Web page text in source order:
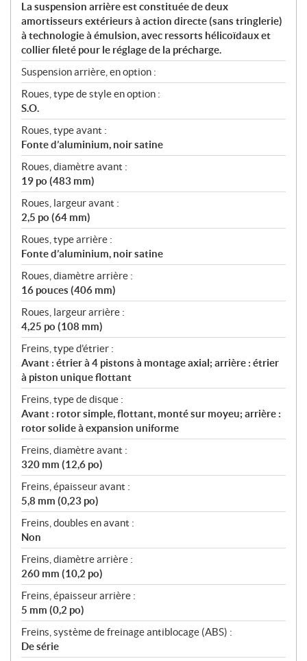
La suspension arrière est constituée de deux
amortisseurs extérieurs à action directe (sans tringlerie)
à technologie à émulsion, avec ressorts hélicoïdaux et
collier fileté pour le réglage de la précharge.
Suspension arrière, en option :
Roues, type de style en option :
S.O.
Roues, type avant :
Fonte d’aluminium, noir satine
Roues, diamètre avant :
19 po (483 mm)
Roues, largeur avant :
2,5 po (64 mm)
Roues, type arrière :
Fonte d’aluminium, noir satine
Roues, diamètre arrière :
16 pouces (406 mm)
Roues, largeur arrière :
4,25 po (108 mm)
Freins, type d’étrier :
Avant : étrier à 4 pistons à montage axial; arrière : étrier
à piston unique flottant
Freins, type de disque :
Avant : rotor simple, flottant, monté sur moyeu; arrière :
rotor solide à expansion uniforme
Freins, diamètre avant :
320 mm (12,6 po)
Freins, épaisseur avant :
5,8 mm (0,23 po)
Freins, doubles en avant :
Non
Freins, diamètre arrière :
260 mm (10,2 po)
Freins, épaisseur arrière :
5 mm (0,2 po)
Freins, système de freinage antiblocage (ABS) :
De série